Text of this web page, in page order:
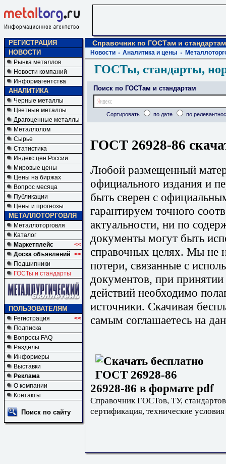
РЕГИСТРАЦИЯ
НОВОСТИ
Рынка металлов
Новости компаний
Информагентства
АНАЛИТИКА
Черные металлы
Цветные металлы
Драгоценные металлы
Металлолом
Сырье
Статистика
Индекс цен России
Мировые цены
Цены на биржах
Вопрос месяца
Публикации
Цены и прогнозы
МЕТАЛЛОТОРГОВЛЯ
Металлоторговля
Каталог
Маркетплейс
<<
Доска объявлений <<
Подшипники
ГОСТы и стандарты
ПОЛЬЗОВАТЕЛЯМ
Регистрация
<<
Подписка
Вопросы FAQ
Разделы
Информеры
Выставки
Реклама
О компании
Контакты
Поиск по сайту
Справочник по ГОСТам и стандартам
Новости Аналитика и цены
ГОСТы, стандарты,
Поиск по ГОСТам и стандартам
Сортировать по дате по
ГОСТ 26928-86
Любой размещенный
официального издания и
быть сверен с
гарантируем точного
актуальности, ни по
документы могут быть
справочных целях. Мы не
потери, связанные с
документов, при
действий необходимо
источники. Скачивая
самым соглашаетесь на
26928-86 в формате pdf
Справочник ГОСТов, ТУ,
сертификация, технические условия